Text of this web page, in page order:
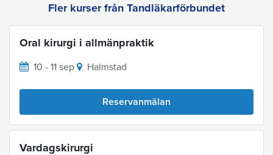
Fler kurser från Tandläkarförbundet
Oral kirurgi i allmänpraktik
10 - 11 sep Halmstad
Reservanmälan
Vardagskirurgi